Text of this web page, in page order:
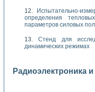
Испытательно-
определения
параметров силовых
Стенд для
динамических режимах
Радиоэлектроника